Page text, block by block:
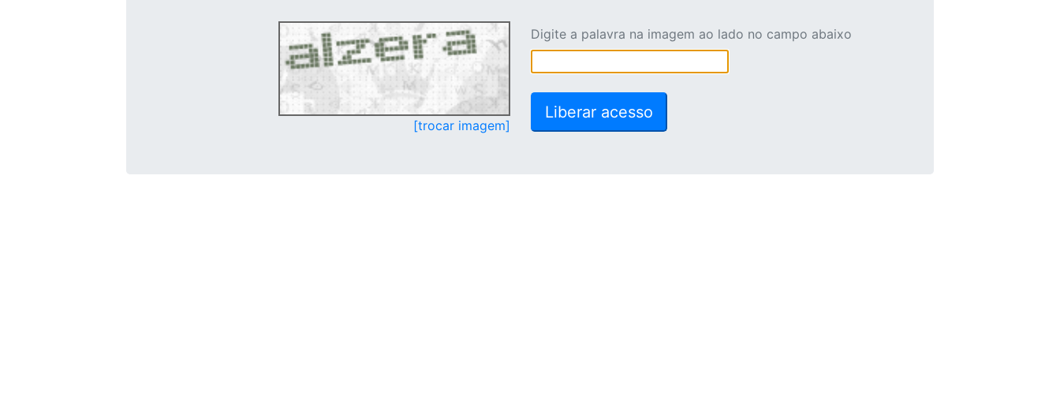
[trocar imagem]
Digite a palavra na imagem ao lado no campo abaixo